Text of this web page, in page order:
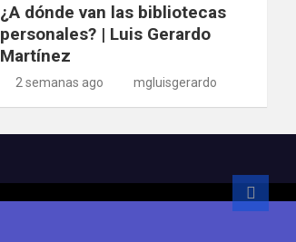
¿A dónde van las bibliotecas
personales? | Luis Gerardo
Martínez
2 semanas ago mgluisgerardo